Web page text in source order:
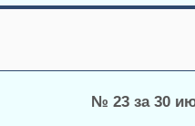
№ 23 за 30